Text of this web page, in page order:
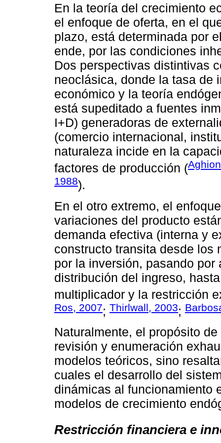
En la teoría del crecimiento
el enfoque de oferta, en el
plazo, está determinada por
ende, por las condiciones
Dos perspectivas distintivas
neoclásica, donde la tasa de
económico y la teoría
está supeditado a fuentes
I+D) generadoras de
(comercio internacional,
naturaleza incide en la
factores de producción (
1988).
En el otro extremo, el
variaciones del producto
demanda efectiva (interna y
constructo transita desde los
por la inversión, pasando
distribución del ingreso,
multiplicador y la restricción
Ros, 2007; Thirlwall, 2003;
Naturalmente, el propósito
revisión y enumeración
modelos teóricos, sino
cuales el desarrollo del
dinámicas al funcionamiento
modelos de crecimiento
Restricción financiera e